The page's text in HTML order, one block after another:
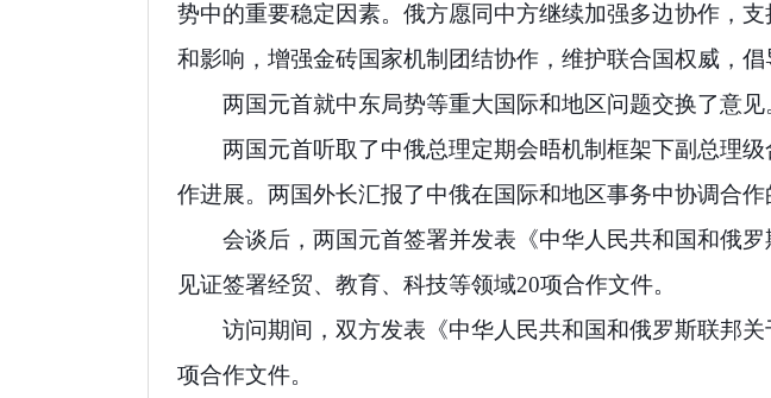
势中的重要稳定因素。俄方愿同中方继续加强多边协作，
和影响，增强金砖国家机制团结协作，维护联合国权威，
两国元首就中东局势等重大国际和地区问题交换了意见
两国元首听取了中俄总理定期会晤机制框架下副总理
作进展。两国外长汇报了中俄在国际和地区事务中协调合作
会谈后，两国元首签署并发表《中华人民共和国和俄
见证签署经贸、教育、科技等领域20项合作文件。
访问期间，双方发表《中华人民共和国和俄罗斯联邦
项合作文件。